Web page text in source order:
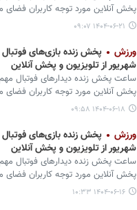
پخش آنلاین مورد توجه کاربران
۱۴۰۴-۰۶-۲۱ ۰۹:۰۷
ورزش
شهریور از تلویزیون و پخش آنلاین
پخش آنلاین مورد توجه کاربران
۱۴۰۴-۰۶-۱۸ ۰۹:۵۸
ورزش
شهریور از تلویزیون و پخش آنلاین
پخش آنلاین مورد توجه کاربران
۱۴۰۴-۰۶-۱۶ ۱۰:۳۳